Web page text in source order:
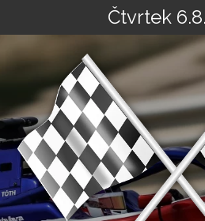
na
Čtvrtek